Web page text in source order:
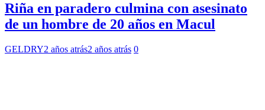
Riña en paradero culmina con asesinato
de un hombre de 20 años en Macul
GELDRY2 años atrás2 años atrás 0